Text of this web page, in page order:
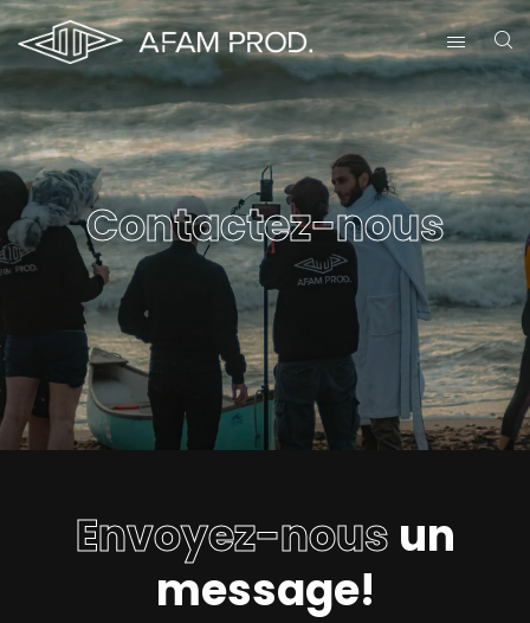
Contactez-nous
Envoyez-nous un
message!